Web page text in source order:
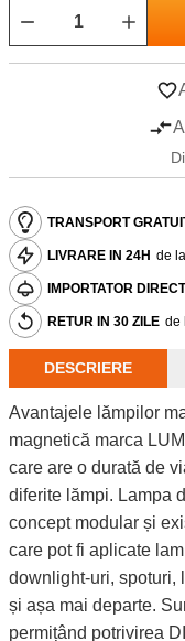
TRANSPORT
LIVRARE IN 24H de
IMPORTATOR DIRECT
RETUR IN 30 ZILE de
DESCRIERE
Avantajele lămpilor
magnetică marca
care are o durată de
diferite lămpi. Lampa
concept modular și
care pot fi aplicate
downlight-uri, spoturi,
și așa mai departe.
permițând potrivirea